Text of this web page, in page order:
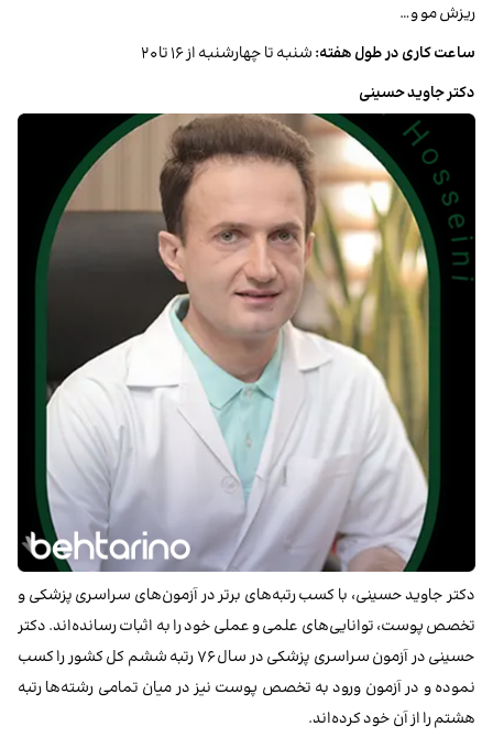
ریزش مو و…
ساعت کاری در طول هفته:شنبه تا چهارشنبه از ۱۶ تا ۲۰
دکتر جاوید حسینی
دکتر جاوید حسینی، با کسب رتبه‌های برتر در آزمون‌های سراسری پزشکی و
تخصص پوست، توانایی‌های علمی و عملی خود را به اثبات رسانده‌اند. دکتر
حسینی در آزمون سراسری پزشکی در سال۷۶رتبه ششم کل کشور را کسب
نموده و در آزمون ورود به تخصص پوست نیز در میان تمامی رشته‌ها رتبه
هشتم را از آن خود کرده‌اند.